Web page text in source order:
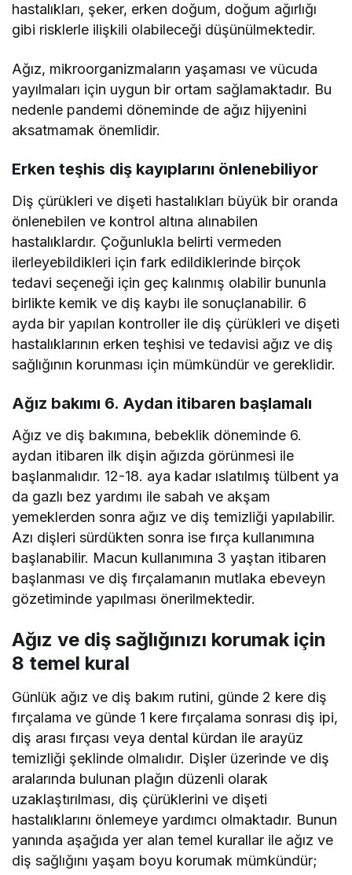
hastalıkları, şeker, erken doğum, doğum ağırlığı
gibi risklerle ilişkili olabileceği düşünülmektedir.
Ağız, mikroorganizmaların yaşaması ve vücuda
yayılmaları için uygun bir ortam sağlamaktadır. Bu
nedenle pandemi döneminde de ağız hijyenini
aksatmamak önemlidir.
Erken teşhis diş kayıplarını önlenebiliyor
Diş çürükleri ve dişeti hastalıkları büyük bir oranda
önlenebilen ve kontrol altına alınabilen
hastalıklardır. Çoğunlukla belirti vermeden
ilerleyebildikleri için fark edildiklerinde birçok
tedavi seçeneği için geç kalınmış olabilir bununla
birlikte kemik ve diş kaybı ile sonuçlanabilir. 6
ayda bir yapılan kontroller ile diş çürükleri ve dişeti
hastalıklarının erken teşhisi ve tedavisi ağız ve diş
sağlığının korunması için mümkündür ve gereklidir.
Ağız bakımı 6. Aydan itibaren başlamalı
Ağız ve diş bakımına, bebeklik döneminde 6.
aydan itibaren ilk dişin ağızda görünmesi ile
başlanmalıdır. 12-18. aya kadar ıslatılmış tülbent ya
da gazlı bez yardımı ile sabah ve akşam
yemeklerden sonra ağız ve diş temizliği yapılabilir.
Azı dişleri sürdükten sonra ise fırça kullanımına
başlanabilir. Macun kullanımına 3 yaştan itibaren
başlanması ve diş fırçalamanın mutlaka ebeveyn
gözetiminde yapılması önerilmektedir.
Ağız ve diş sağlığınızı korumak için
8 temel kural
Günlük ağız ve diş bakım rutini, günde 2 kere diş
fırçalama ve günde 1 kere fırçalama sonrası diş ipi,
diş arası fırçası veya dental kürdan ile arayüz
temizliği şeklinde olmalıdır. Dişler üzerinde ve diş
aralarında bulunan plağın düzenli olarak
uzaklaştırılması, diş çürüklerini ve dişeti
hastalıklarını önlemeye yardımcı olmaktadır. Bunun
yanında aşağıda yer alan temel kurallar ile ağız ve
diş sağlığını yaşam boyu korumak mümkündür;